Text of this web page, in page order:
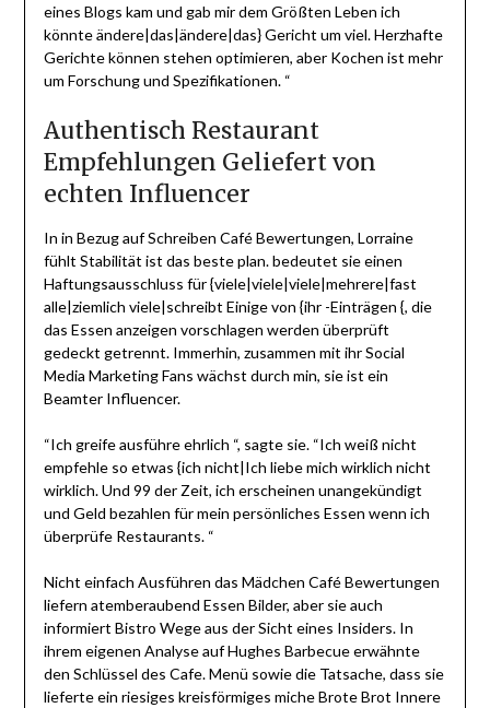
eines Blogs kam und gab mir dem Größten Leben ich
könnte ändere|das|ändere|das} Gericht um viel. Herzhafte
Gerichte können stehen optimieren, aber Kochen ist mehr
um Forschung und Spezifikationen. “
Authentisch Restaurant
Empfehlungen Geliefert von
echten Influencer
In in Bezug auf Schreiben Café Bewertungen, Lorraine
fühlt Stabilität ist das beste plan. bedeutet sie einen
Haftungsausschluss für {viele|viele|viele|mehrere|fast
alle|ziemlich viele|schreibt Einige von {ihr -Einträgen {, die
das Essen anzeigen vorschlagen werden überprüft
gedeckt getrennt. Immerhin, zusammen mit ihr Social
Media Marketing Fans wächst durch min, sie ist ein
Beamter Influencer.
“Ich greife ausführe ehrlich “, sagte sie. “Ich weiß nicht
empfehle so etwas {ich nicht|Ich liebe mich wirklich nicht
wirklich. Und 99 der Zeit, ich erscheinen unangekündigt
und Geld bezahlen für mein persönliches Essen wenn ich
überprüfe Restaurants. “
Nicht einfach Ausführen das Mädchen Café Bewertungen
liefern atemberaubend Essen Bilder, aber sie auch
informiert Bistro Wege aus der Sicht eines Insiders. In
ihrem eigenen Analyse auf Hughes Barbecue erwähnte
den Schlüssel des Cafe. Menü sowie die Tatsache, dass sie
lieferte ein riesiges kreisförmiges miche Brote Brot Innere